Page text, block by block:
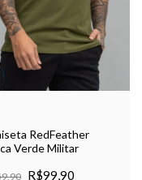
RedFeather
Verde Militar
R$99,90